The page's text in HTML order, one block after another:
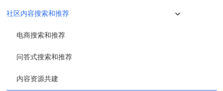
社区内容搜索和推荐
电商搜索和推荐
问答式搜索和推荐
内容资源共建